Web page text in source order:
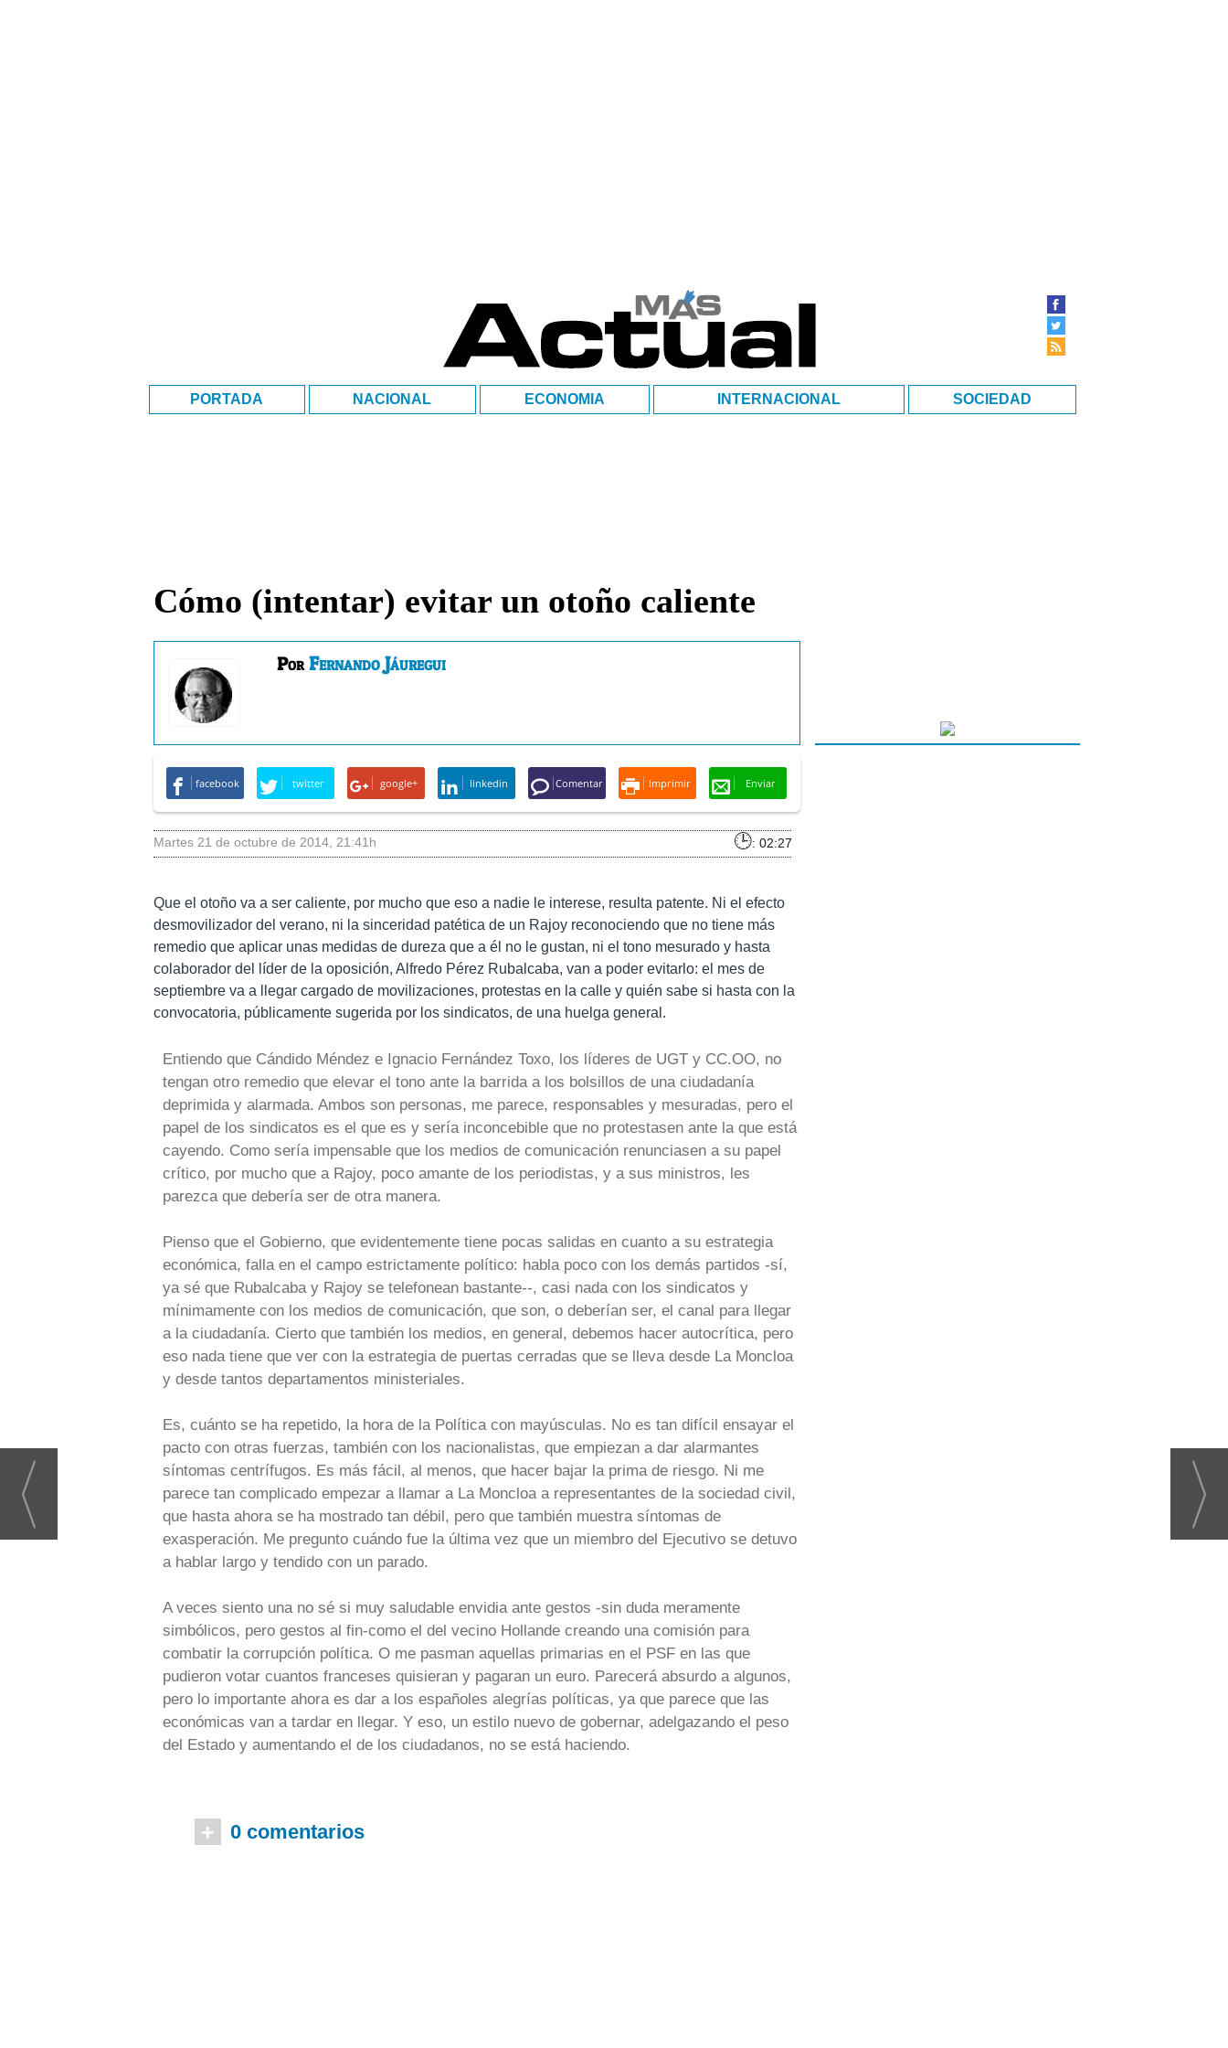
PORTADA NACIONAL ECONOMIA INTERNACIONAL SOCIEDAD
Cómo (intentar) evitar un otoño caliente
PorFernando Jáuregui
facebook twitter google+ linkedin Comentar Imprimir Enviar
martes 21 de octubre de 2014, 21:41h : 02:27
Que el otoño va a ser caliente, por mucho que eso a nadie le interese, resulta patente. Ni el efecto
desmovilizador del verano, ni la sinceridad patética de un Rajoy reconociendo que no tiene más
remedio que aplicar unas medidas de dureza que a él no le gustan, ni el tono mesurado y hasta
colaborador del líder de la oposición, Alfredo Pérez Rubalcaba, van a poder evitarlo: el mes de
septiembre va a llegar cargado de movilizaciones, protestas en la calle y quién sabe si hasta con la
convocatoria, públicamente sugerida por los sindicatos, de una huelga general.
Entiendo que Cándido Méndez e Ignacio Fernández Toxo, los líderes de UGT y CC.OO, no
tengan otro remedio que elevar el tono ante la barrida a los bolsillos de una ciudadanía
deprimida y alarmada. Ambos son personas, me parece, responsables y mesuradas, pero el
papel de los sindicatos es el que es y sería inconcebible que no protestasen ante la que está
cayendo. Como sería impensable que los medios de comunicación renunciasen a su papel
crítico, por mucho que a Rajoy, poco amante de los periodistas, y a sus ministros, les
parezca que debería ser de otra manera.
Pienso que el Gobierno, que evidentemente tiene pocas salidas en cuanto a su estrategia
económica, falla en el campo estrictamente político: habla poco con los demás partidos -sí,
ya sé que Rubalcaba y Rajoy se telefonean bastante--, casi nada con los sindicatos y
mínimamente con los medios de comunicación, que son, o deberían ser, el canal para llegar
a la ciudadanía. Cierto que también los medios, en general, debemos hacer autocrítica, pero
eso nada tiene que ver con la estrategia de puertas cerradas que se lleva desde La Moncloa
y desde tantos departamentos ministeriales.
Es, cuánto se ha repetido, la hora de la Política con mayúsculas. No es tan difícil ensayar el
pacto con otras fuerzas, también con los nacionalistas, que empiezan a dar alarmantes
síntomas centrífugos. Es más fácil, al menos, que hacer bajar la prima de riesgo. Ni me
parece tan complicado empezar a llamar a La Moncloa a representantes de la sociedad civil,
que hasta ahora se ha mostrado tan débil, pero que también muestra síntomas de
exasperación. Me pregunto cuándo fue la última vez que un miembro del Ejecutivo se detuvo
a hablar largo y tendido con un parado.
A veces siento una no sé si muy saludable envidia ante gestos -sin duda meramente
simbólicos, pero gestos al fin-como el del vecino Hollande creando una comisión para
combatir la corrupción política. O me pasman aquellas primarias en el PSF en las que
pudieron votar cuantos franceses quisieran y pagaran un euro. Parecerá absurdo a algunos,
pero lo importante ahora es dar a los españoles alegrías políticas, ya que parece que las
económicas van a tardar en llegar. Y eso, un estilo nuevo de gobernar, adelgazando el peso
del Estado y aumentando el de los ciudadanos, no se está haciendo.
+ 0 comentarios